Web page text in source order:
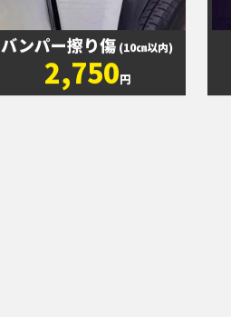
バンパー擦り傷 (10㎝以内)
2,750円